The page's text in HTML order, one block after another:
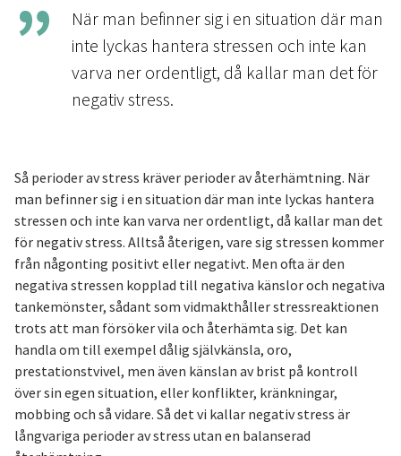
När man befinner sig i en situation där man
inte lyckas hantera stressen och inte kan
varva ner ordentligt, då kallar man det för
negativ stress.
Så perioder av stress kräver perioder av återhämtning. När
man befinner sig i en situation där man inte lyckas hantera
stressen och inte kan varva ner ordentligt, då kallar man det
för negativ stress. Alltså återigen, vare sig stressen kommer
från någonting positivt eller negativt. Men ofta är den
negativa stressen kopplad till negativa känslor och negativa
tankemönster, sådant som vidmakthåller stressreaktionen
trots att man försöker vila och återhämta sig. Det kan
handla om till exempel dålig självkänsla, oro,
prestationstvivel, men även känslan av brist på kontroll
över sin egen situation, eller konflikter, kränkningar,
mobbing och så vidare. Så det vi kallar negativ stress är
långvariga perioder av stress utan en balanserad